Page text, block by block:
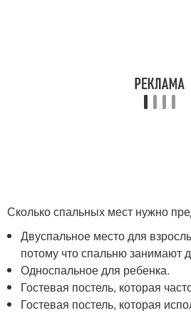
Сколько спальных мест нужно
Двуспальное место для
потому что спальню занимают
Односпальное для ребенка.
Гостевая постель, которая
Гостевая постель, которая